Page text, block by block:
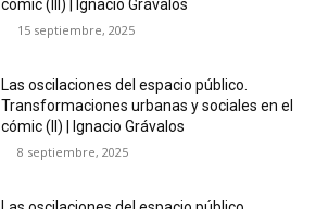
cómic (III) | Ignacio Grávalos
15 septiembre, 2025
Las oscilaciones del espacio público.
Transformaciones urbanas y sociales en el
cómic (II) | Ignacio Grávalos
8 septiembre, 2025